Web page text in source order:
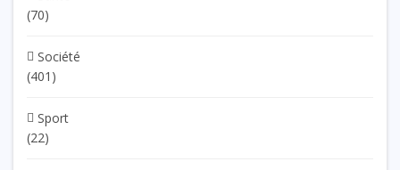
(70)
Société
(401)
Sport
(22)